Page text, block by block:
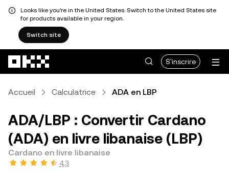
Looks like you're in the United States. Switch to the United States site
for products available in your region.
Switch site
S'inscrire
Accueil Calculatrice ADA en LBP
ADA/LBP : Convertir Cardano
(ADA) en livre libanaise (LBP)
Cardano en livre libanaise
4,3